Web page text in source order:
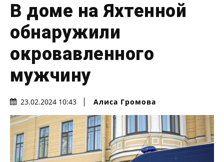
В доме на Яхтенной
обнаружили
окровавленного
мужчину
23.02.2024 10:43 Алиса Громова